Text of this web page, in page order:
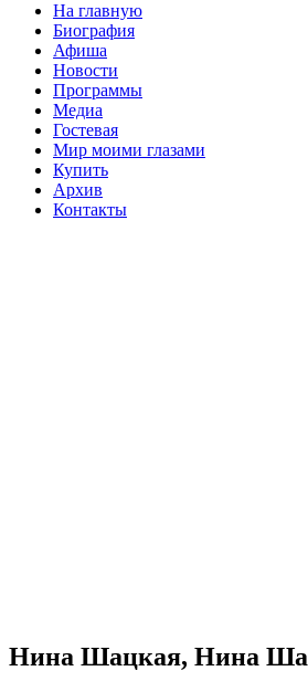
На главную
Биография
Афиша
Новости
Программы
Медиа
Гостевая
Мир моими глазами
Купить
Архив
Контакты
Нина Шацкая, Нина